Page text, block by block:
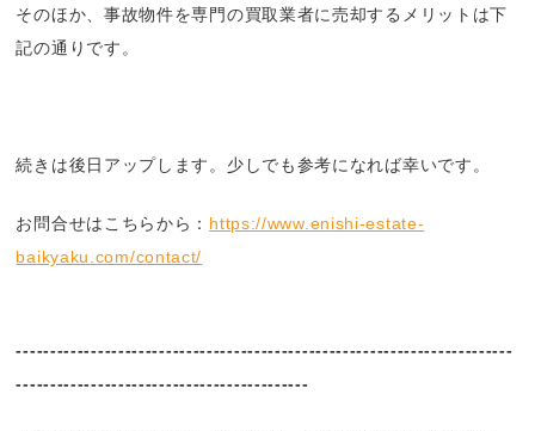
そのほか、事故物件を専門の買取業者に売却するメリットは下
記の通りです。
続きは後日アップします。少しでも参考になれば幸いです。
お問合せはこちらから： https://www.enishi-estate-
baikyaku.com/contact/
-------------------------------------------------------------------------
-------------------------------------------